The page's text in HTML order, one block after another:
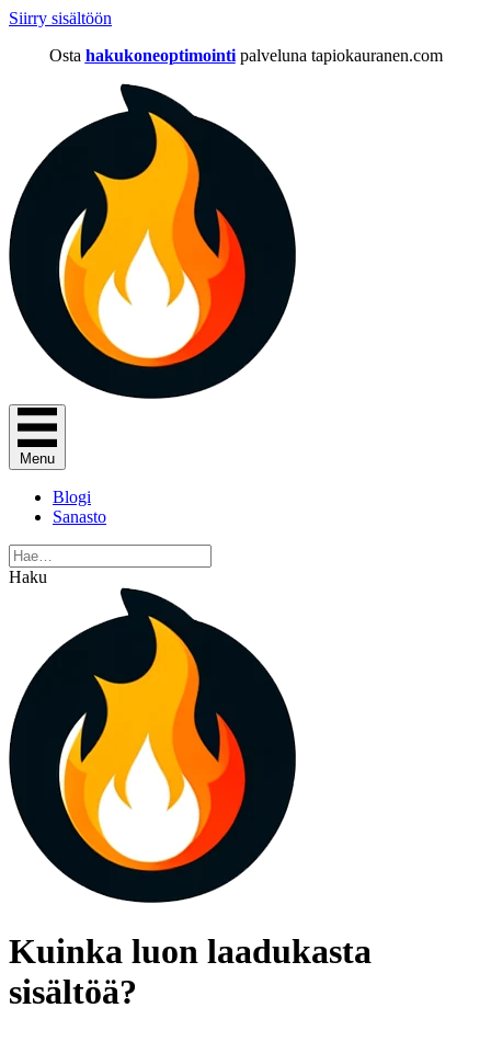
Siirry sisältöön
Osta hakukoneoptimointi palveluna tapiokauranen.com
Menu
Blogi
Sanasto
Haku
Kuinka luon laadukasta
sisältöä?